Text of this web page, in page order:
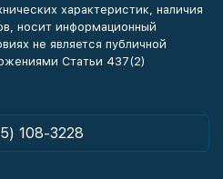
характеристик, наличия
носит информационный
не является публичной
Статьи 437(2)
108-3228